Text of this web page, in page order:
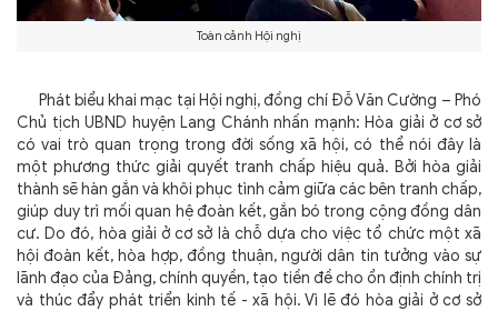
Toàn cảnh Hội nghị
Phát biểu khai mạc tại Hội nghị, đồng chí Đỗ Văn Cường – Phó
Chủ tịch UBND huyện Lang Chánh nhấn mạnh: Hòa giải ở cơ sở
có vai trò quan trọng trong đời sống xã hội, có thể nói đây là
một phương thức giải quyết tranh chấp hiệu quả. Bởi hòa giải
thành sẽ hàn gắn và khôi phục tình cảm giữa các bên tranh chấp,
giúp duy trì mối quan hệ đoàn kết, gắn bó trong cộng đồng dân
cư. Do đó, hòa giải ở cơ sở là chỗ dựa cho việc tổ chức một xã
hội đoàn kết, hòa hợp, đồng thuận, người dân tin tưởng vào sự
lãnh đạo của Đảng, chính quyền, tạo tiền đề cho ổn định chính trị
và thúc đẩy phát triển kinh tế - xã hội. Vì lẽ đó hòa giải ở cơ sở